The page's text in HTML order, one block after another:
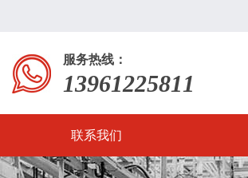
服务热线：
13961225811
联系我们